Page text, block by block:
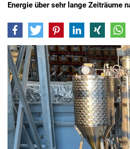
Energie über sehr lange Zeiträume